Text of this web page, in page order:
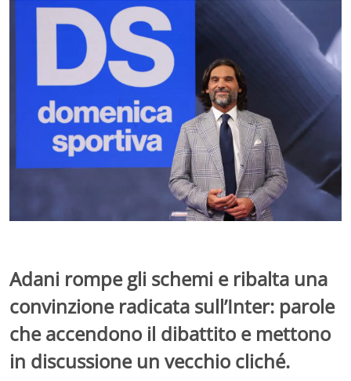
Adani rompe gli schemi e ribalta una
convinzione radicata sull’Inter: parole
che accendono il dibattito e mettono
in discussione un vecchio cliché.